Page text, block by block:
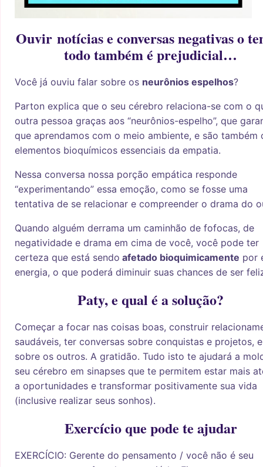
Ouvir notícias e conversas negativas o
todo também é prejudicial…
Você já ouviu falar sobre os neurônios espelhos?
Parton explica que o seu cérebro relaciona-se com o
outra pessoa graças aos “neurônios-espelho”, que
que aprendamos com o meio ambiente, e são também
elementos bioquímicos essenciais da empatia.
Nessa conversa nossa porção empática responde
“experimentando” essa emoção, como se fosse uma
tentativa de se relacionar e compreender o drama do
Quando alguém derrama um caminhão de fofocas, de
negatividade e drama em cima de você, você pode ter
certeza que está sendo afetado bioquimicamente por
energia, o que poderá diminuir suas chances de ser
Paty, e qual é a solução?
Começar a focar nas coisas boas, construir
saudáveis, ter conversas sobre conquistas e projetos,
sobre os outros. A gratidão. Tudo isto te ajudará a
seu cérebro em sinapses que te permitem estar mais
a oportunidades e transformar positivamente sua vida
(inclusive realizar seus sonhos).
Exercício que pode te ajudar
EXERCÍCIO: Gerente do pensamento / você não é seu